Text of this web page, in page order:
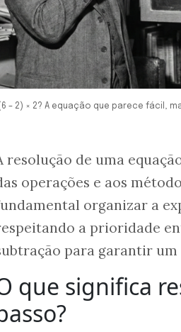
(6 – 2) × 2? A equação que parece fácil,
resolução de uma
operações e aos
organizar a
a prioridade
para garantir
que significa